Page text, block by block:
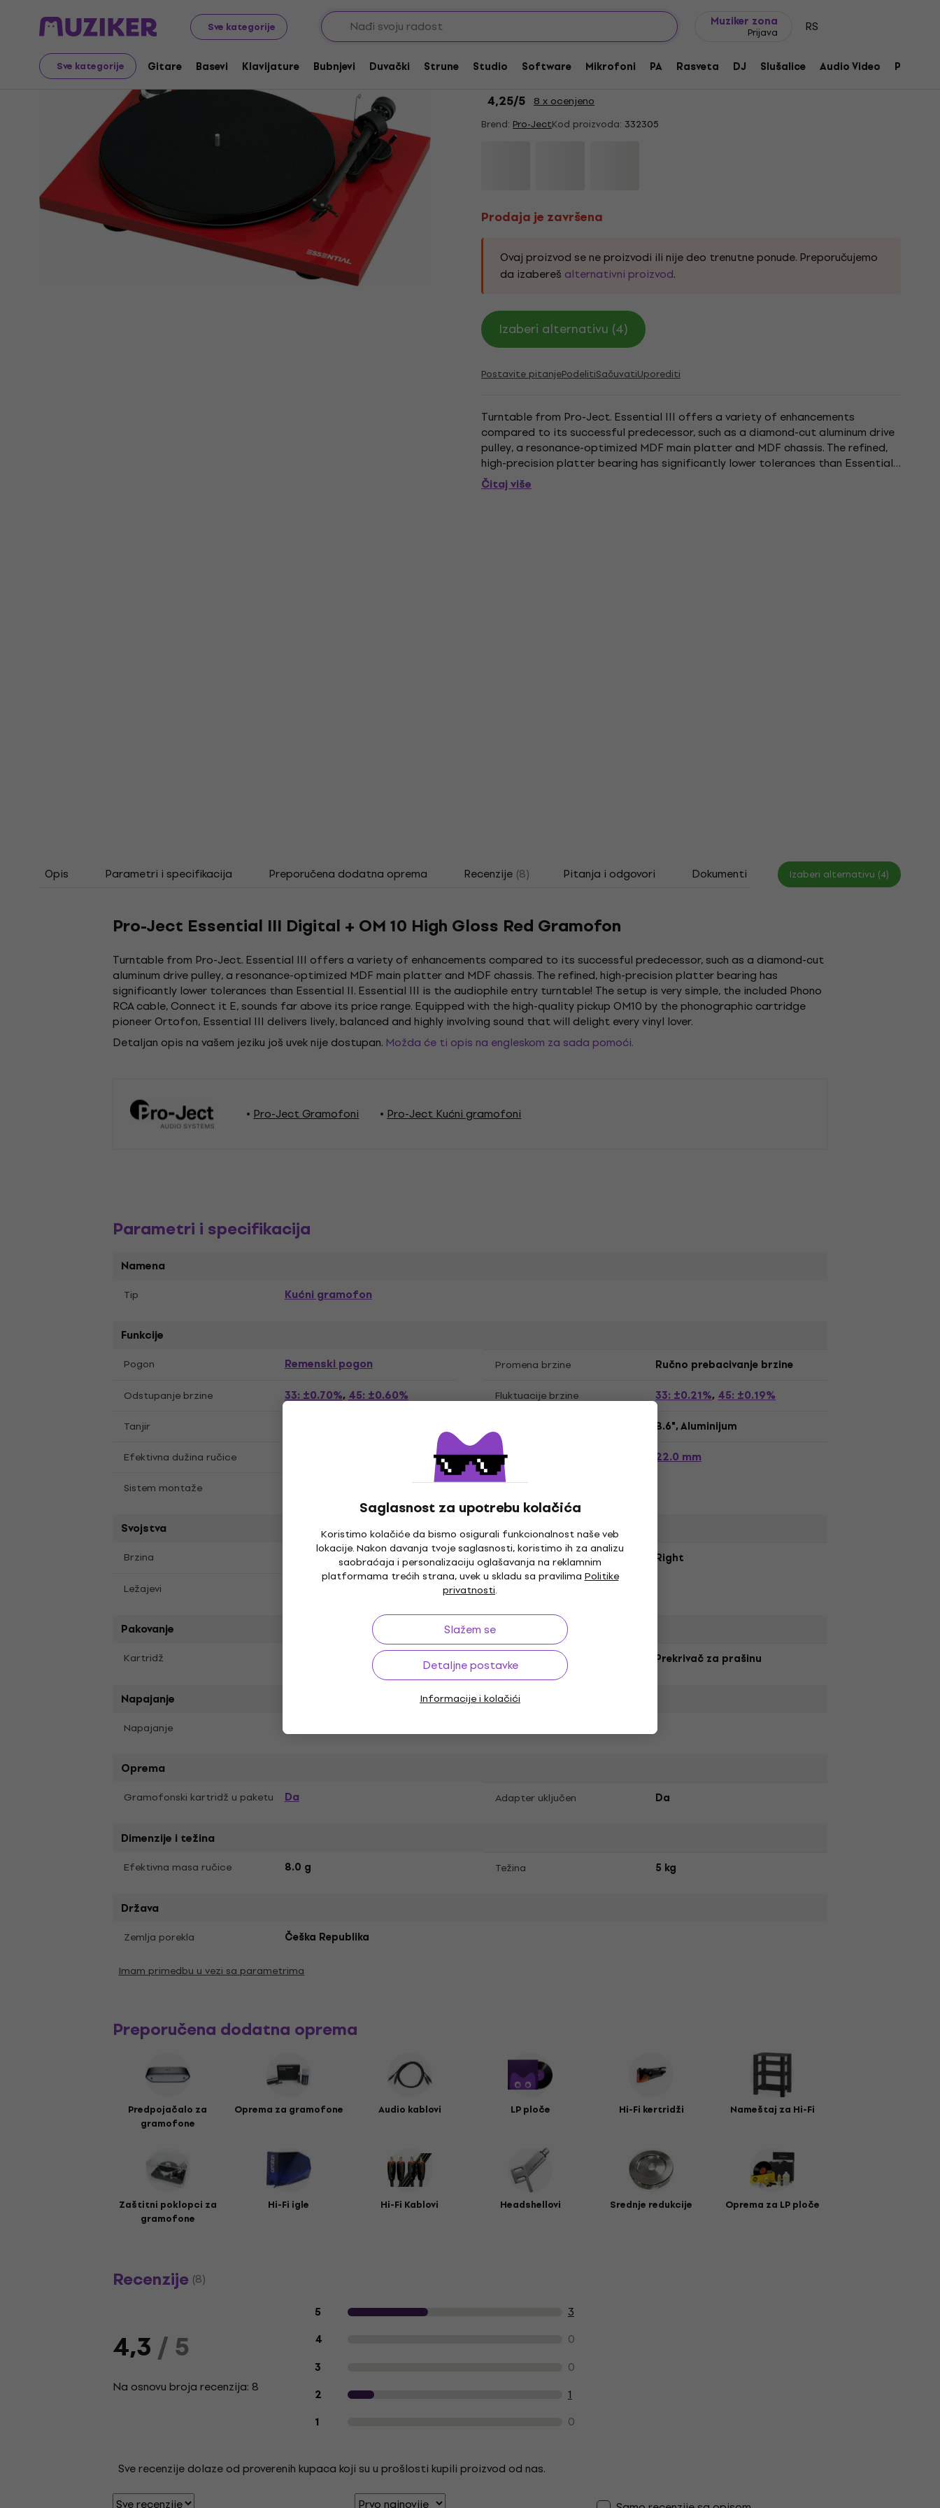
Sve kategorije
Muziker zona
Prijava RS
Sve kategorije Gitare Basevi Klavijature Bubnjevi Duvački Strune Studio Software Mikrofoni PA Rasveta DJ Slušalice Audio Video Pribor
Saglasnost za upotrebu kolačića
Koristimo kolačiće da bismo osigurali funkcionalnost naše veb
lokacije. Nakon davanja tvoje saglasnosti, koristimo ih za analizu
saobraćaja i personalizaciju oglašavanja na reklamnim
platformama trećih strana, uvek u skladu sa pravilimaPolitike
privatnosti.
Slažem se
Detaljne postavke
Informacije i kolačići
Audio Video Tech Gramofoni Kućni gramofoni
Prodaja je završena
Prodaja je završena
Pro-Ject Essential III Digital + OM 10 High Gloss Red
4,25/5 8 x ocenjeno
Brend: Pro-JectKod proizvoda: 332305
Prodaja je završena
Ovaj proizvod se ne proizvodi ili nije deo trenutne ponude. Preporučujemo
da izabereš alternativni proizvod.
Izaberi alternativu (4)
Postavite pitanjePodelitiSačuvatiUporediti
Turntable from Pro-Ject. Essential III offers a variety of enhancements
compared to its successful predecessor, such as a diamond-cut aluminum drive
pulley, a resonance-optimized MDF main platter and MDF chassis. The refined,
high-precision platter bearing has significantly lower tolerances than Essential
II. Essential III is the audiophile...
Čitaj više
Opis Parametri i specifikacija Preporučena dodatna oprema Recenzije (8) Pitanja i odgovori Dokumenti Izaberi alternativu (4)
Pro-Ject Essential III Digital + OM 10 High Gloss Red Gramofon
Turntable from Pro-Ject. Essential III offers a variety of enhancements compared to its successful predecessor, such as a diamond-cut
aluminum drive pulley, a resonance-optimized MDF main platter and MDF chassis. The refined, high-precision platter bearing has
significantly lower tolerances than Essential II. Essential III is the audiophile entry turntable! The setup is very simple, the included Phono
RCA cable, Connect it E, sounds far above its price range. Equipped with the high-quality pickup OM10 by the phonographic cartridge
pioneer Ortofon, Essential III delivers lively, balanced and highly involving sound that will delight every vinyl lover.
Detaljan opis na vašem jeziku još uvek nije dostupan. Možda će ti opis na engleskom za sada pomoći.
Pro-Ject Gramofoni Pro-Ject Kućni gramofoni
Parametri i specifikacija
Namena
Tip Kućni gramofon
Funkcije
Pogon Remenski pogon Promena brzine
Ručno prebacivanje brzine
Odstupanje brzine
33: ±0.70%,45: ±0.60% Fluktuacije brzine 33: ±0.21%,45: ±0.19%
Tanjir
8.6", Aluminijum
Efektivna dužina ručice
Overhang 22.0 mm
Sistem montaže
Svojstva
Brzina 45 RPM 33 RPM Položaj ručke gramofona
Right
Ležajevi
Pakovanje
Kartridž Paket sadrži Prekrivač za prašinu
Napajanje
Napajanje
Oprema
Gramofonski kartridž u paketu Da Adapter uključen Da
Dimenzije i težina
Efektivna masa ručice 8.0 g Težina 5 kg
Država
Zemlja porekla Češka Republika
Imam primedbu u vezi sa parametrima
Preporučena dodatna oprema
Predpojačalo za
gramofone
Oprema za gramofone Audio kablovi LP ploče Hi-Fi kertridži Nameštaj za Hi-Fi
Zaštitni poklopci za
gramofone
Hi-Fi igle Hi-Fi Kablovi Headshellovi Srednje redukcije Oprema za LP ploče
Recenzije (8)
4,3/ 5
Na osnovu broja recenzija: 8
Recenzije kupaca o proizvodu
5 3
4 0
3 0
2 1
1 0
Sve recenzije dolaze od proverenih kupaca koji su u prošlosti kupili proizvod od nas.